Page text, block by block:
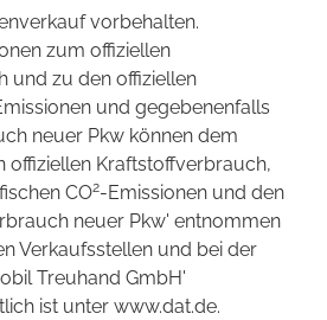
vorbehalten.
zum offiziellen
und zu den offiziellen
und gegebenenfalls
neuer Pkw können dem
offiziellen Kraftstoffverbrauch,
CO2-Emissionen und den
neuer Pkw' entnommen
Verkaufsstellen und bei der
Treuhand GmbH'
ist unter www.dat.de.